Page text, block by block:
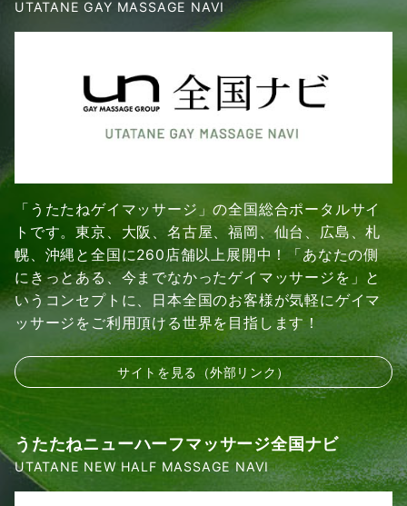
UTATANE GAY MASSAGE NAVI
「うたたねゲイマッサージ」の全国総合ポータルサイ
トです。東京、大阪、名古屋、福岡、仙台、広島、札
幌、沖縄と全国に260店舗以上展開中！「あなたの側
にきっとある、今までなかったゲイマッサージを」と
いうコンセプトに、日本全国のお客様が気軽にゲイマ
ッサージをご利用頂ける世界を目指します！
サイトを見る（外部リンク）
うたたねニューハーフマッサージ全国ナビ
UTATANE NEW HALF MASSAGE NAVI